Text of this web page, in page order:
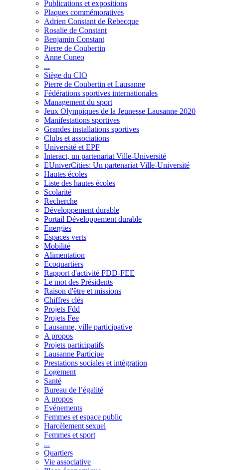
Publications et expositions
Plaques commémoratives
Adrien Constant de Rebecque
Rosalie de Constant
Benjamin Constant
Pierre de Coubertin
Anne Cuneo
...
Siège du CIO
Pierre de Coubertin et Lausanne
Fédérations sportives internationales
Management du sport
Jeux Olympiques de la Jeunesse Lausanne 2020
Manifestations sportives
Grandes installations sportives
Clubs et associations
Université et EPF
Interact, un partenariat Ville-Université
EUniverCities: Un partenariat Ville-Université
Hautes écoles
Liste des hautes écoles
Scolarité
Recherche
Développement durable
Portail Développement durable
Energies
Espaces verts
Mobilité
Alimentation
Ecoquartiers
Rapport d'activité FDD-FEE
Le mot des Présidents
Raison d'être et missions
Chiffres clés
Projets Fdd
Projets Fee
Lausanne, ville participative
A propos
Projets participatifs
Lausanne Participe
Prestations sociales et intégration
Logement
Santé
Bureau de l’égalité
A propos
Evénements
Femmes et espace public
Harcèlement sexuel
Femmes et sport
...
Quartiers
Vie associative